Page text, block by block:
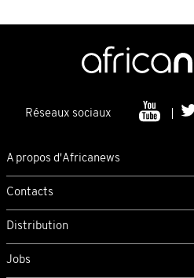
Réseaux sociaux
A propos d'Africanews
Contacts
Distribution
Jobs